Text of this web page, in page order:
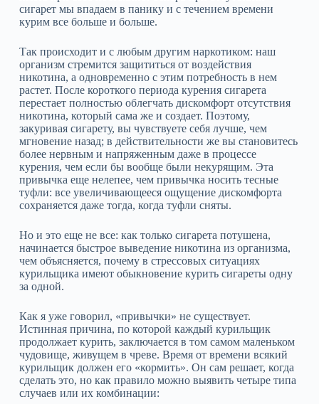
сигарет мы впадаем в панику и с течением времени
курим все больше и больше.
Так происходит и с любым другим наркотиком: наш
организм стремится защититься от воздействия
никотина, а одновременно с этим потребность в нем
растет. После короткого периода курения сигарета
перестает полностью облегчать дискомфорт отсутствия
никотина, который сама же и создает. Поэтому,
закуривая сигарету, вы чувствуете себя лучше, чем
мгновение назад; в действительности же вы становитесь
более нервным и напряженным даже в процессе
курения, чем если бы вообще были некурящим. Эта
привычка еще нелепее, чем привычка носить тесные
туфли: все увеличивающееся ощущение дискомфорта
сохраняется даже тогда, когда туфли сняты.
Но и это еще не все: как только сигарета потушена,
начинается быстрое выведение никотина из организма,
чем объясняется, почему в стрессовых ситуациях
курильщика имеют обыкновение курить сигареты одну
за одной.
Как я уже говорил, «привычки» не существует.
Истинная причина, по которой каждый курильщик
продолжает курить, заключается в том самом маленьком
чудовище, живущем в чреве. Время от времени всякий
курильщик должен его «кормить». Он сам решает, когда
сделать это, но как правило можно выявить четыре типа
случаев или их комбинации: